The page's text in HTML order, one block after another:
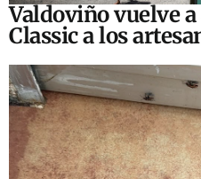
Valdoviño vuelve
Classic a los